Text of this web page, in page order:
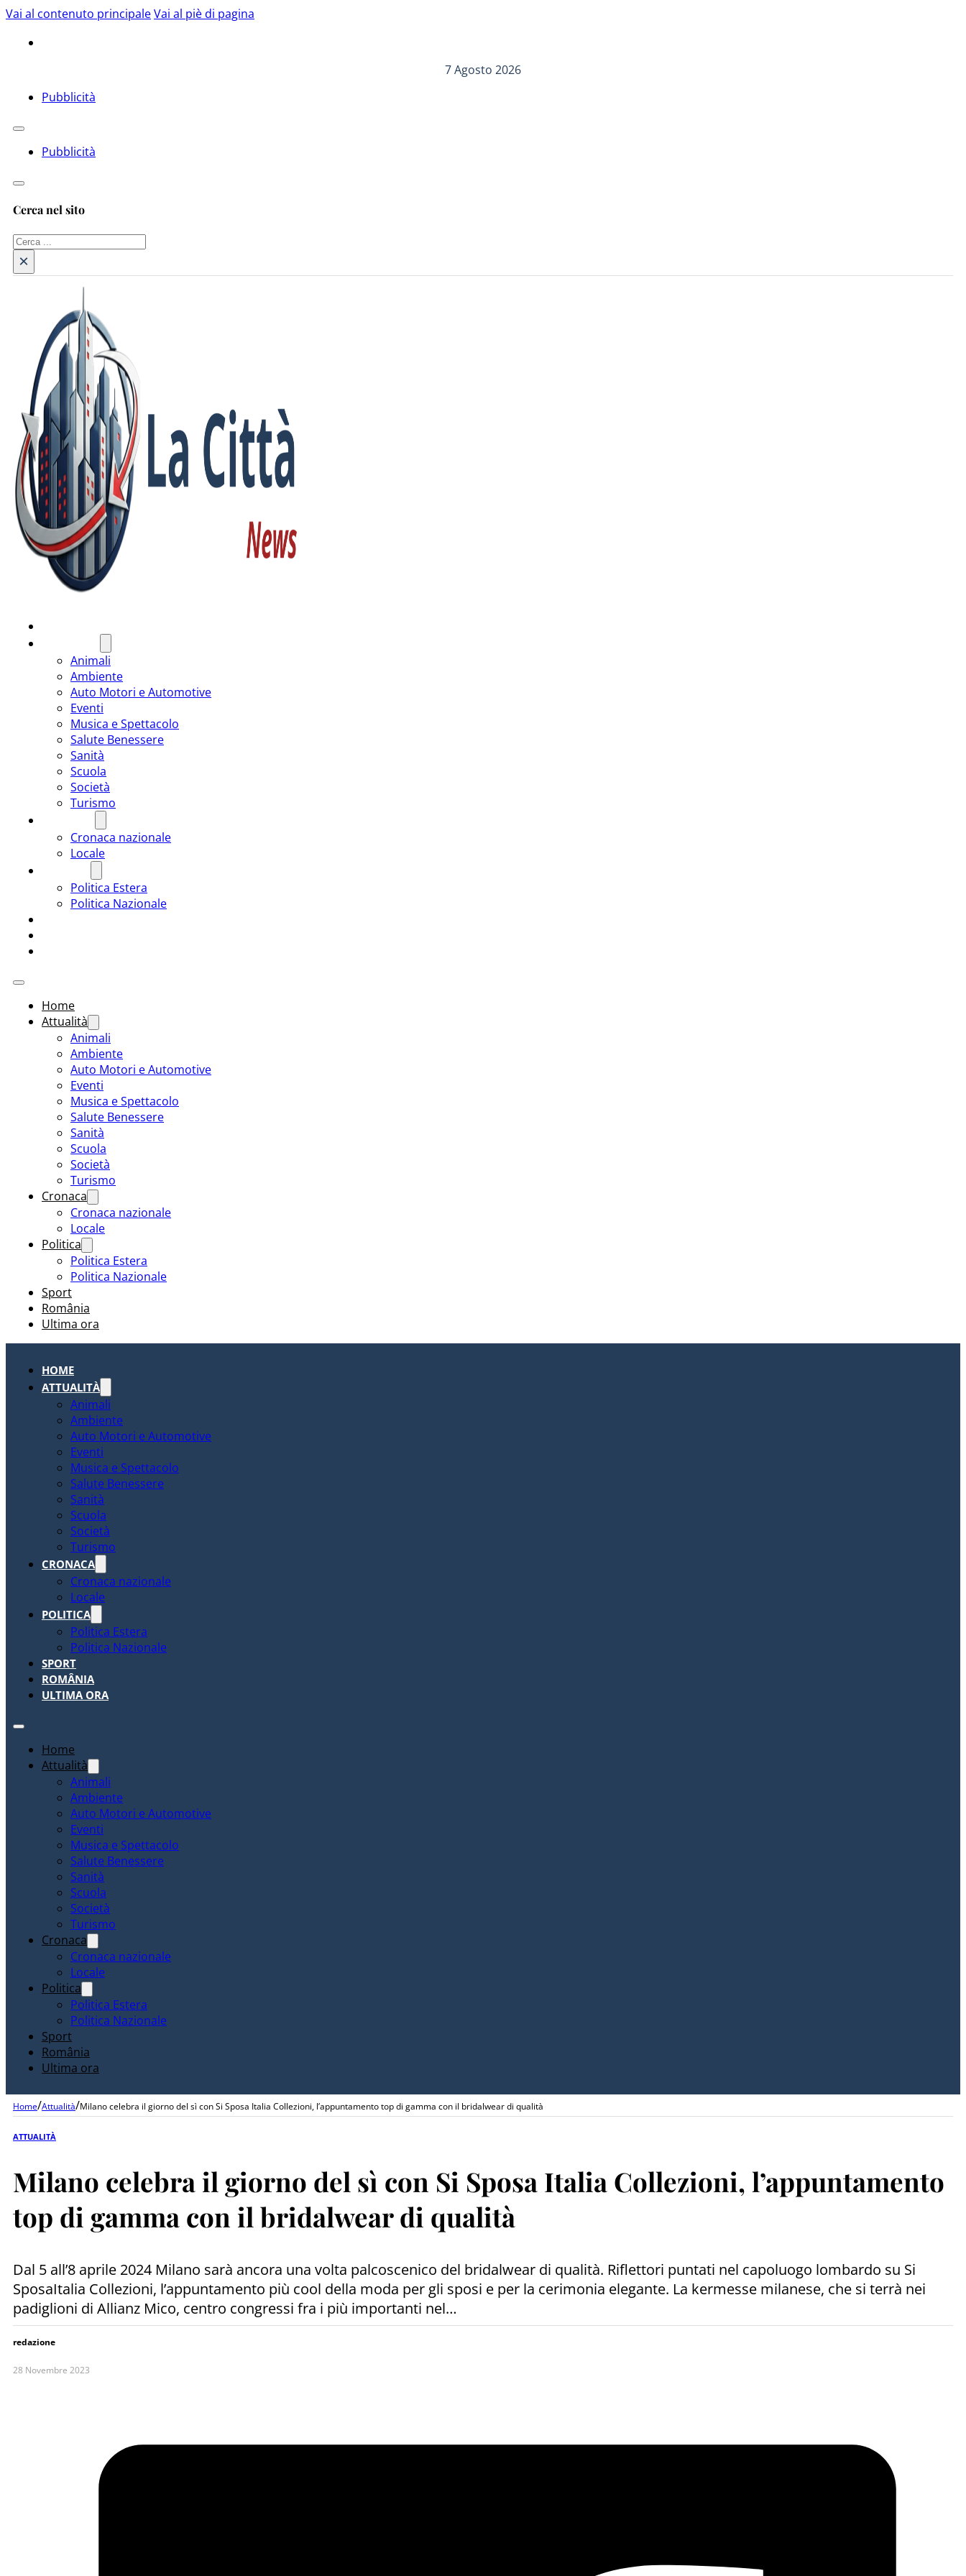
Vai al contenuto principaleVai al piè di pagina
7 Agosto 2026
Pubblicità
Pubblicità
Cerca nel sito
Cerca
×
Animali
Ambiente
Auto Motori e Automotive
Eventi
Musica e Spettacolo
Salute Benessere
Sanità
Scuola
Società
Turismo
Cronaca nazionale
Locale
Politica Estera
Politica Nazionale
Home
Attualità
Animali
Ambiente
Auto Motori e Automotive
Eventi
Musica e Spettacolo
Salute Benessere
Sanità
Scuola
Società
Turismo
Cronaca
Cronaca nazionale
Locale
Politica
Politica Estera
Politica Nazionale
Sport
România
Ultima ora
HOME
ATTUALITÀ
Animali
Ambiente
Auto Motori e Automotive
Eventi
Musica e Spettacolo
Salute Benessere
Sanità
Scuola
Società
Turismo
CRONACA
Cronaca nazionale
Locale
POLITICA
Politica Estera
Politica Nazionale
SPORT
ROMÂNIA
ULTIMA ORA
Home
Attualità
Animali
Ambiente
Auto Motori e Automotive
Eventi
Musica e Spettacolo
Salute Benessere
Sanità
Scuola
Società
Turismo
Cronaca
Cronaca nazionale
Locale
Politica
Politica Estera
Politica Nazionale
Sport
România
Ultima ora
Home/Attualità/Milano celebra il giorno del sì con Si Sposa Italia Collezioni, l’appuntamento top di gamma con il bridalwear di qualità
ATTUALITÀ
Milano celebra il giorno del sì con Si Sposa Italia Collezioni, l’appuntamento
top di gamma con il bridalwear di qualità
Dal 5 all’8 aprile 2024 Milano sarà ancora una volta palcoscenico del bridalwear di qualità. Riflettori puntati nel capoluogo lombardo su Si
SposaItalia Collezioni, l’appuntamento più cool della moda per gli sposi e per la cerimonia elegante. La kermesse milanese, che si terrà nei
padiglioni di Allianz Mico, centro congressi fra i più importanti nel…
redazione
28 Novembre 2023